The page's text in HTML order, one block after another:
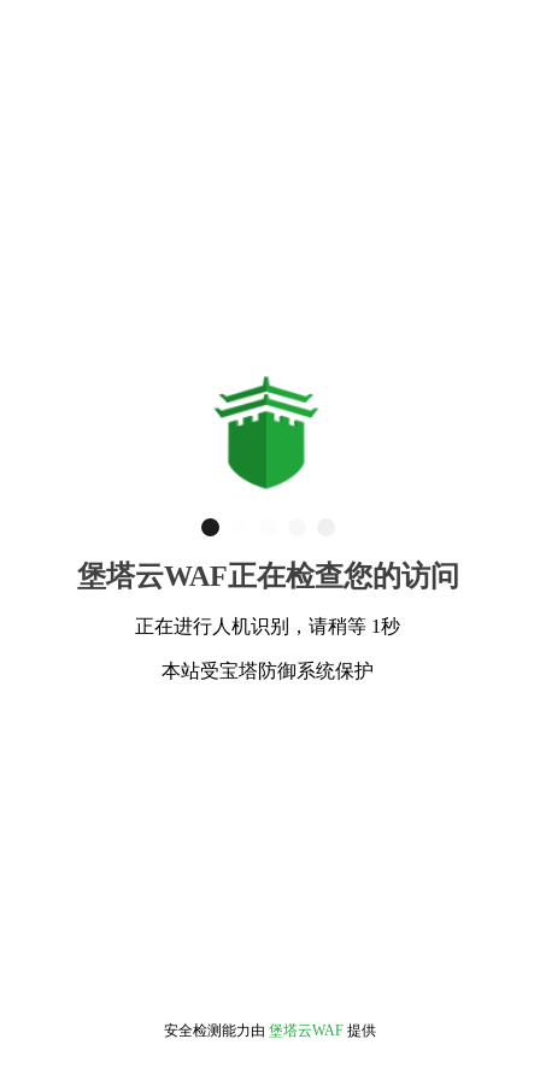
堡塔云WAF正在检查您的访问
正在进行人机识别，请稍等 1秒
本站受宝塔防御系统保护
安全检测能力由 堡塔云WAF 提供